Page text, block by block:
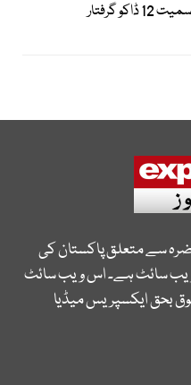
سے متعلق پاکستان کی
سائٹ ہے۔ اس ویب سائٹ
بحق ایکسپریس میڈیا